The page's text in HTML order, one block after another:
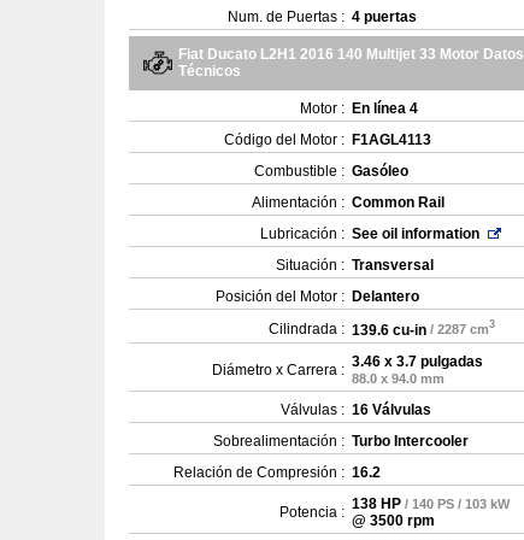
Num. de Puertas : 4 puertas
Fiat Ducato L2H1 2016 140 Multijet 33 Motor Datos
Técnicos
Motor : En línea 4
Código del Motor : F1AGL4113
Combustible : Gasóleo
Alimentación : Common Rail
Lubricación : See oil information
Situación : Transversal
Posición del Motor : Delantero
Cilindrada : 139.6 cu-in / 2287 cm3
Diámetro x Carrera : 3.46 x 3.7 pulgadas
88.0 x 94.0 mm
Válvulas : 16 Válvulas
Sobrealimentación : Turbo Intercooler
Relación de Compresión : 16.2
Potencia : 138 HP / 140 PS / 103 kW
@ 3500 rpm